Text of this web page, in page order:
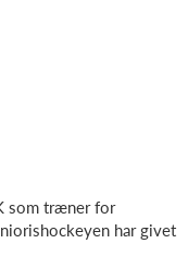
som træner for
har givet